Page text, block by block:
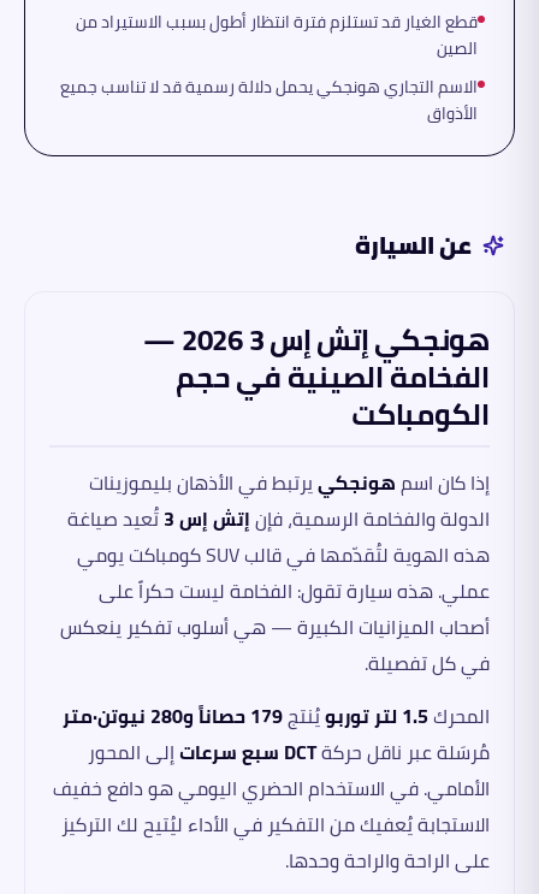
قطع الغيار قد تستلزم فترة انتظار أطول بسبب الاستيراد من
الصين
الاسم التجاري هونجكي يحمل دلالة رسمية قد لا تناسب جميع
الأذواق
عن السيارة
هونجكي إتش إس 3 2026 —
الفخامة الصينية في حجم
الكومباكت
إذا كان اسمهونجكييرتبط في الأذهان بليموزينات
الدولة والفخامة الرسمية، فإنإتش إس 3 تُعيد صياغة
هذه الهوية لتُقدّمها في قالب SUV كومباكت يومي
عملي. هذه سيارة تقول: الفخامة ليست حكراً على
أصحاب الميزانيات الكبيرة — هي أسلوب تفكير ينعكس
في كل تفصيلة.
المحرك1.5 لتر توربو يُنتج179 حصاناً و280 نيوتن·متر
مُرسَلة عبر ناقل حركةDCT سبع سرعات
إلى المحور
الأمامي. في الاستخدام الحضري اليومي هو دافع خفيف
الاستجابة يُعفيك من التفكير في الأداء ليُتيح لك التركيز
على الراحة والراحة وحدها.